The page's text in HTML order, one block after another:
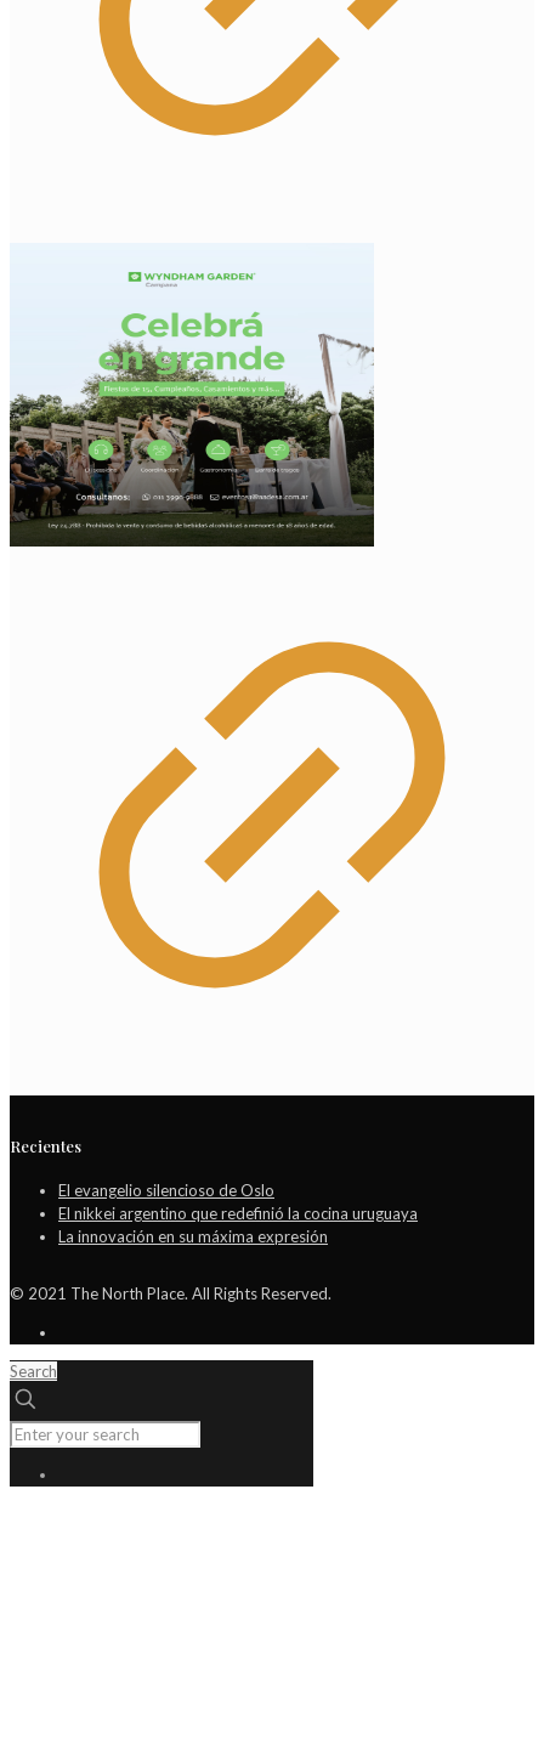
Recientes
El evangelio silencioso de Oslo
El nikkei argentino que redefinió la cocina uruguaya
La innovación en su máxima expresión
© 2021 The North Place. All Rights Reserved.
Search